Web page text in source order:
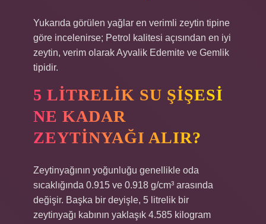
Yukarıda görülen yağlar en verimli zeytin tipine
göre incelenirse; Petrol kalitesi açısından en iyi
zeytin, verim olarak Ayvalik Edemite ve Gemlik
tipidir.
5 LITRELIK SU ŞIŞESI
NE KADAR
ZEYTINYAĞI ALIR?
Zeytinyağının yoğunluğu genellikle oda
sıcaklığında 0.915 ve 0.918 g/cm³ arasında
değişir. Başka bir deyişle, 5 litrelik bir
zeytinyağı kabının yaklaşık 4.585 kilogram